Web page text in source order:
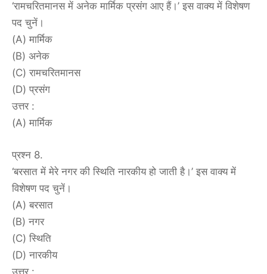
‘रामचरितमानस में अनेक मार्मिक प्रसंग आए हैं।’ इस वाक्य में विशेषण
पद चुनें।
(A) मार्मिक
(B) अनेक
(C) रामचरितमानस
(D) प्रसंग
उत्तर :
(A) मार्मिक
प्रश्न 8.
‘बरसात में मेरे नगर की स्थिति नारकीय हो जाती है।’ इस वाक्य में
विशेषण पद चुनें।
(A) बरसात
(B) नगर
(C) स्थिति
(D) नारकीय
उत्तर :